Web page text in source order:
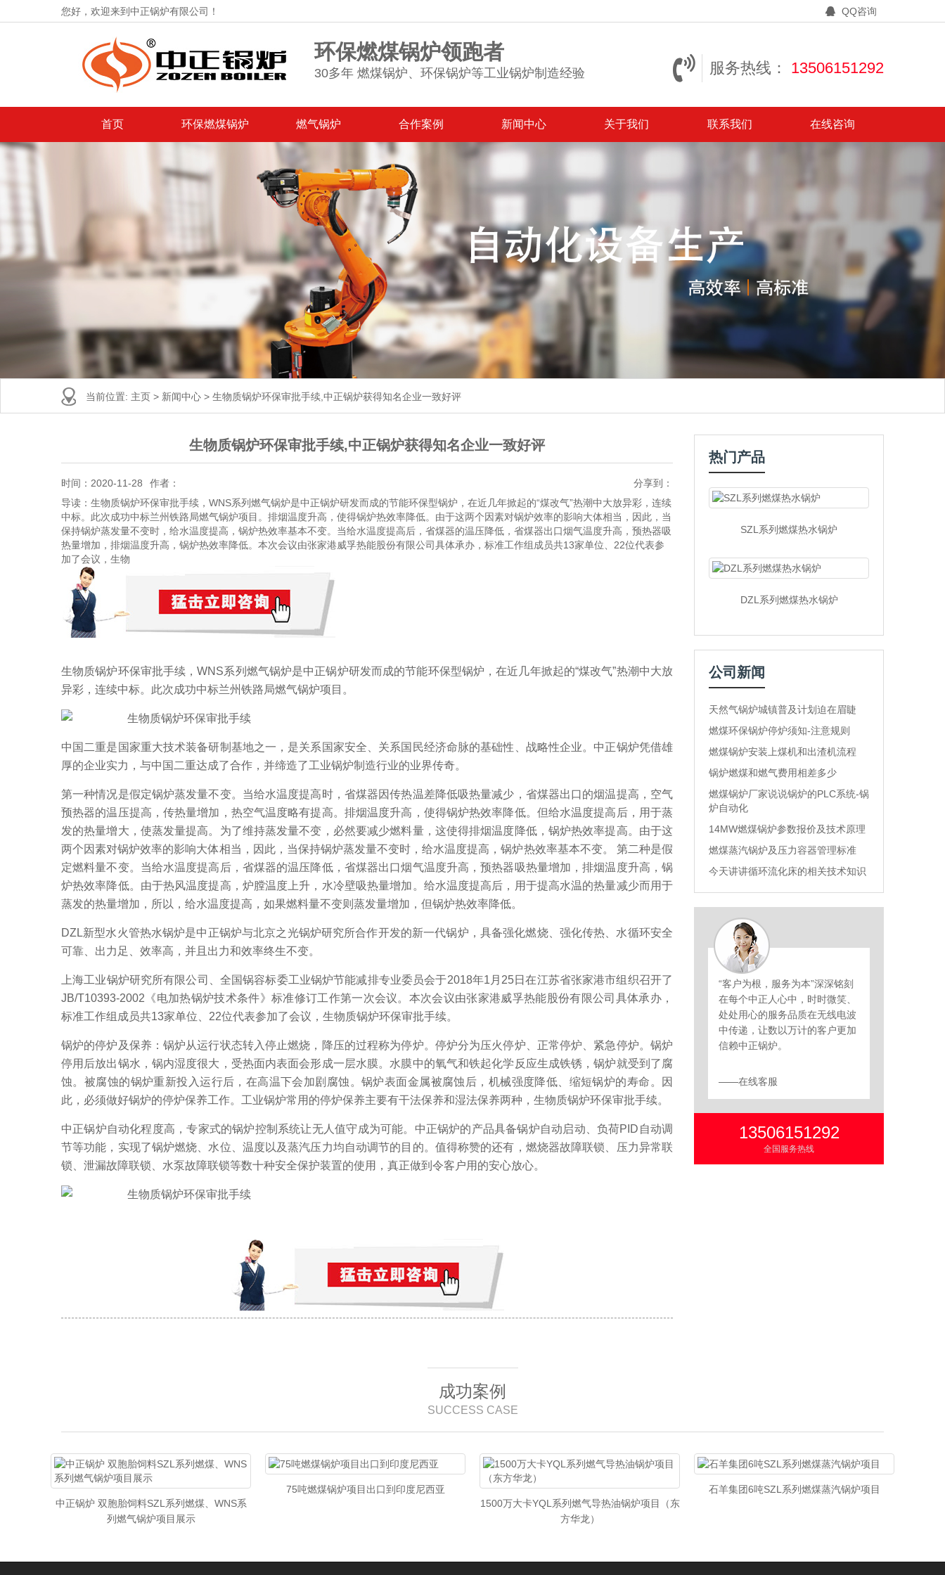
您好，欢迎来到中正锅炉有限公司！ QQ咨询
环保燃煤锅炉领跑者
30多年 燃煤锅炉、环保锅炉等工业锅炉制造经验 服务热线： 13506151292
首页 环保燃煤锅炉 燃气锅炉 合作案例 新闻中心 关于我们 联系我们 在线咨询
当前位置: 主页 > 新闻中心 > 生物质锅炉环保审批手续,中正锅炉获得知名企业一致好评
生物质锅炉环保审批手续,中正锅炉获得知名企业一致好评
时间：2020-11-28 作者：
分享到：
导读：生物质锅炉环保审批手续，WNS系列燃气锅炉是中正锅炉研发而成的节能环保型锅炉，在近几年掀起的“煤改气”热潮中大放异彩，连续
中标。此次成功中标兰州铁路局燃气锅炉项目。排烟温度升高，使得锅炉热效率降低。由于这两个因素对锅炉效率的影响大体相当，因此，当
保持锅炉蒸发量不变时，给水温度提高，锅炉热效率基本不变。当给水温度提高后，省煤器的温压降低，省煤器出口烟气温度升高，预热器吸
热量增加，排烟温度升高，锅炉热效率降低。本次会议由张家港威孚热能股份有限公司具体承办，标准工作组成员共13家单位、22位代表参
加了会议，生物
生物质锅炉环保审批手续，WNS系列燃气锅炉是中正锅炉研发而成的节能环保型锅炉，在近几年掀起的“煤改气”热潮中大放
异彩，连续中标。此次成功中标兰州铁路局燃气锅炉项目。
中国二重是国家重大技术装备研制基地之一，是关系国家安全、关系国民经济命脉的基础性、战略性企业。中正锅炉凭借雄
厚的企业实力，与中国二重达成了合作，并缔造了工业锅炉制造行业的业界传奇。
第一种情况是假定锅炉蒸发量不变。当给水温度提高时，省煤器因传热温差降低吸热量减少，省煤器出口的烟温提高，空气
预热器的温压提高，传热量增加，热空气温度略有提高。排烟温度升高，使得锅炉热效率降低。但给水温度提高后，用于蒸
发的热量增大，使蒸发量提高。为了维持蒸发量不变，必然要减少燃料量，这使得排烟温度降低，锅炉热效率提高。由于这
两个因素对锅炉效率的影响大体相当，因此，当保持锅炉蒸发量不变时，给水温度提高，锅炉热效率基本不变。 第二种是假
定燃料量不变。当给水温度提高后，省煤器的温压降低，省煤器出口烟气温度升高，预热器吸热量增加，排烟温度升高，锅
炉热效率降低。由于热风温度提高，炉膛温度上升，水冷壁吸热量增加。给水温度提高后，用于提高水温的热量减少而用于
蒸发的热量增加，所以，给水温度提高，如果燃料量不变则蒸发量增加，但锅炉热效率降低。
DZL新型水火管热水锅炉是中正锅炉与北京之光锅炉研究所合作开发的新一代锅炉，具备强化燃烧、强化传热、水循环安全
可靠、出力足、效率高，并且出力和效率终生不变。
上海工业锅炉研究所有限公司、全国锅容标委工业锅炉节能减排专业委员会于2018年1月25日在江苏省张家港市组织召开了
JB/T10393-2002《电加热锅炉技术条件》标准修订工作第一次会议。本次会议由张家港威孚热能股份有限公司具体承办，
标准工作组成员共13家单位、22位代表参加了会议，生物质锅炉环保审批手续。
锅炉的停炉及保养：锅炉从运行状态转入停止燃烧，降压的过程称为停炉。停炉分为压火停炉、正常停炉、紧急停炉。锅炉
停用后放出锅水，锅内湿度很大，受热面内表面会形成一层水膜。水膜中的氧气和铁起化学反应生成铁锈，锅炉就受到了腐
蚀。被腐蚀的锅炉重新投入运行后，在高温下会加剧腐蚀。锅炉表面金属被腐蚀后，机械强度降低、缩短锅炉的寿命。因
此，必须做好锅炉的停炉保养工作。工业锅炉常用的停炉保养主要有干法保养和湿法保养两种，生物质锅炉环保审批手续。
中正锅炉自动化程度高，专家式的锅炉控制系统让无人值守成为可能。中正锅炉的产品具备锅炉自动启动、负荷PID自动调
节等功能，实现了锅炉燃烧、水位、温度以及蒸汽压力均自动调节的目的。值得称赞的还有，燃烧器故障联锁、压力异常联
锁、泄漏故障联锁、水泵故障联锁等数十种安全保护装置的使用，真正做到令客户用的安心放心。
热门产品
SZL系列燃煤热水锅炉
DZL系列燃煤热水锅炉
公司新闻
天然气锅炉城镇普及计划迫在眉睫
燃煤环保锅炉停炉须知-注意规则
燃煤锅炉安装上煤机和出渣机流程
锅炉燃煤和燃气费用相差多少
燃煤锅炉厂家说说锅炉的PLC系统-锅
炉自动化
14MW燃煤锅炉参数报价及技术原理
燃煤蒸汽锅炉及压力容器管理标准
今天讲讲循环流化床的相关技术知识
“客户为根，服务为本”深深铭刻
在每个中正人心中，时时微笑、
处处用心的服务品质在无线电波
中传递，让数以万计的客户更加
信赖中正锅炉。
——在线客服
13506151292
全国服务热线
成功案例
SUCCESS CASE
中正锅炉 双胞胎饲料SZL系列燃煤、WNS系
列燃气锅炉项目展示
75吨燃煤锅炉项目出口到印度尼西亚
1500万大卡YQL系列燃气导热油锅炉项目（东
方华龙）
石羊集团6吨SZL系列燃煤蒸汽锅炉项目